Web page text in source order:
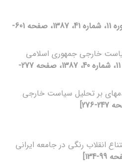
[دوره 11، شماره 41، 1387، صفحه 601-
خارجی جمهوری اسلامی
[دوره 11، شماره 40، 1387، صفحه 277-
بر تحلیل سیاست خارجی
انقلاب رنگی در جامعه ایرانی